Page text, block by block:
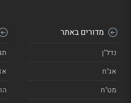
מדורים באתר
נדל"ן
אג"ח
מט"ח